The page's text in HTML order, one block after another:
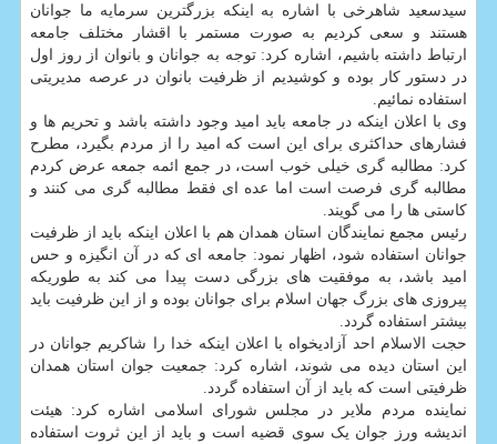
سیدسعید شاهرخی با اشاره به اینکه بزرگترین سرمایه ما جوانان
هستند و سعی کردیم به صورت مستمر با اقشار مختلف جامعه
ارتباط داشته باشیم، اشاره کرد: توجه به جوانان و بانوان از روز اول
در دستور کار بوده و کوشیدیم از ظرفیت بانوان در عرصه مدیریتی
استفاده نمائیم.
وی با اعلان اینکه در جامعه باید امید وجود داشته باشد و تحریم ها و
فشارهای حداکثری برای این است که امید را از مردم بگیرد، مطرح
کرد: مطالبه گری خیلی خوب است، در جمع ائمه جمعه عرض کردم
مطالبه گری فرصت است اما عده ای فقط مطالبه گری می کنند و
کاستی ها را می گویند.
رئیس مجمع نمایندگان استان همدان هم با اعلان اینکه باید از ظرفیت
جوانان استفاده شود، اظهار نمود: جامعه ای که در آن انگیزه و حس
امید باشد، به موفقیت های بزرگی دست پیدا می کند به طوریکه
پیروزی های بزرگ جهان اسلام برای جوانان بوده و از این ظرفیت باید
بیشتر استفاده گردد.
حجت الاسلام احد آزادیخواه با اعلان اینکه خدا را شاکریم جوانان در
این استان دیده می شوند، اشاره کرد: جمعیت جوان استان همدان
ظرفیتی است که باید از آن استفاده گردد.
نماینده مردم ملایر در مجلس شورای اسلامی اشاره کرد: هیئت
اندیشه ورز جوان یک سوی قضیه است و باید از این ثروت استفاده